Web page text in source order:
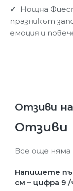
✓
Нощна
празникът
емоция и
Отзиви
Отзиви
Все още няма
Напишете
см – цифра 9 /